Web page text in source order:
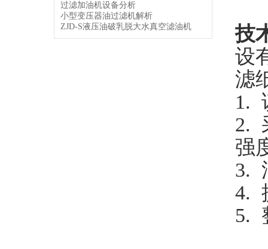
过滤加油机设备分析
小型变压器油过滤机解析
ZJD-S液压油破乳脱大水真空滤油机
技
设
滤
1.
2.
强
3.
4.
5.